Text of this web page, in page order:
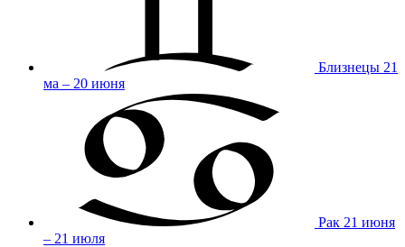
Близнецы 21
ма – 20 июня
Рак 21 июня
– 21 июля